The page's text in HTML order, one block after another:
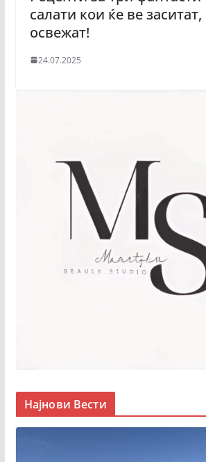
салати кои ќе ве
освежат!
24.07.2025
Најнови Вести